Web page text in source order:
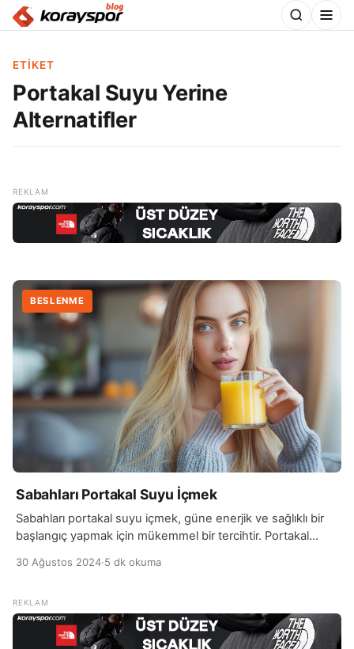
ETIKET
Portakal Suyu Yerine
Alternatifler
BESLENME
Sabahları Portakal Suyu İçmek
Sabahları portakal suyu içmek, güne enerjik ve sağlıklı bir
başlangıç yapmak için mükemmel bir tercihtir. Portakal
bağışıklık sistemini güçlendirir, serbest radikallerle
sağlık durumunu iyileştirir. Ayrıca, C vitamini cildin sağlığını
destekler, kolajen üretimini artırır ve cildin daha parlak ve
genç […]
30 Ağustos 2024·5 dk okuma